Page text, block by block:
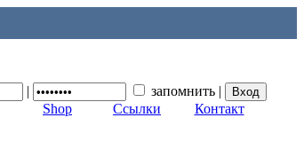
| запомнить |
Shop Ссылки Контакт